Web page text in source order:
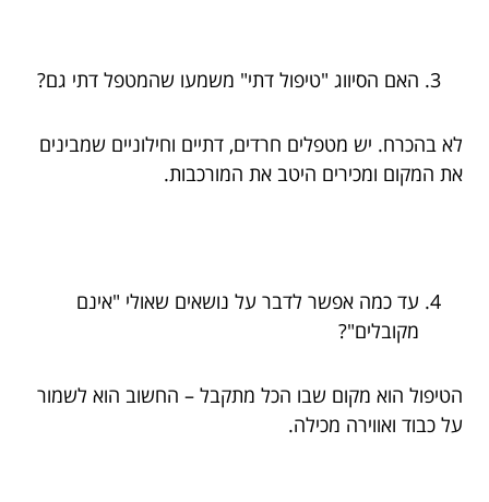
האם הסיווג "טיפול דתי" משמעו שהמטפל דתי גם?
לא בהכרח. יש מטפלים חרדים, דתיים וחילוניים שמבינים
את המקום ומכירים היטב את המורכבות.
עד כמה אפשר לדבר על נושאים שאולי "אינם
מקובלים"?
הטיפול הוא מקום שבו הכל מתקבל – החשוב הוא לשמור
על כבוד ואווירה מכילה.